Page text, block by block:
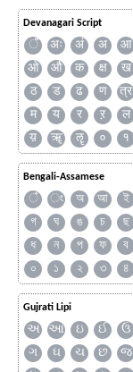
Devanagari Script
ँ अः अं अ आ
ओ
औ क क्ष ख
ठ
ड ढ ण त्र
म
य र ऱ ल
य़
ॠ ॡ ० १
Bengali-Assamese
ঁ ং অ আ ই
গ
ঘ ঙ চ ছ
ধ
ন প ফ ব
০
১ ২ ৩ ৪
Gujrati Lipi
અ આ ઇ ઈ ઉ
ગ
ઘ ચ છ જ